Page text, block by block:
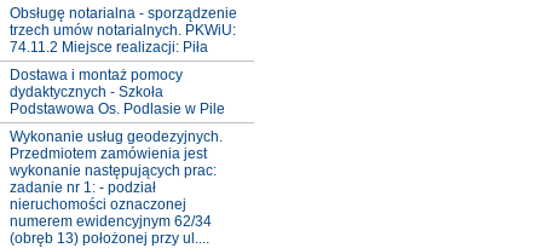
Obsługę notarialna - sporządzenie
trzech umów notarialnych. PKWiU:
74.11.2 Miejsce realizacji: Piła
Dostawa i montaż pomocy
dydaktycznych - Szkoła
Podstawowa Os. Podlasie w Pile
Wykonanie usług geodezyjnych.
Przedmiotem zamówienia jest
wykonanie następujących prac:
zadanie nr 1: - podział
nieruchomości oznaczonej
numerem ewidencyjnym 62/34
(obręb 13) położonej przy ul....